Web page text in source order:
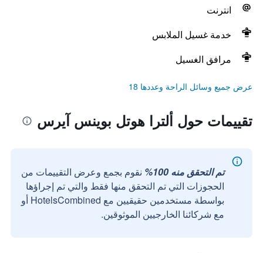
انترنت
خدمة غسيل الملابس
مرافق الغسيل
عرض جميع وسائل الراحة وعددها 18
تقييمات حول ألترا هوتل بوينس آيرس
تم التحقق منه 100%
نقوم بجمع وعرض التقييمات من
الحجوزات التي تم التحقق منها فقط والتي تم إجراؤها
بواسطة مستخدمين حقيقيين مع HotelsCombined أو
مع شركائنا الخارجيين الموثوقين.